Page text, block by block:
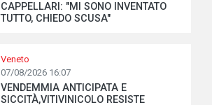
CAPPELLARI: "MI SONO INVENTATO
TUTTO, CHIEDO SCUSA"
Veneto
07/08/2026 16:07
VENDEMMIA ANTICIPATA E
SICCITÀ,VITIVINICOLO RESISTE